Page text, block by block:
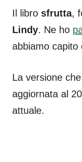
Il libro sfrutta,
Lindy. Ne ho
abbiamo capito
La versione
aggiornata al
attuale.